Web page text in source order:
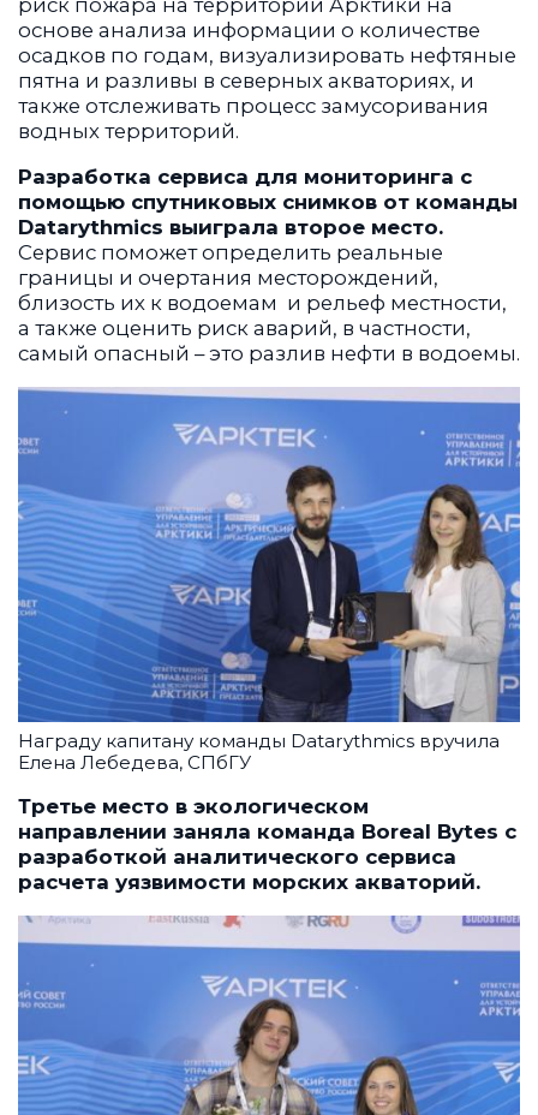
риск пожара на территории Арктики на
основе анализа информации о количестве
осадков по годам, визуализировать нефтяные
пятна и разливы в северных акваториях, и
также отслеживать процесс замусоривания
водных территорий.
Разработка сервиса для мониторинга с
помощью спутниковых снимков от команды
Datarythmics выиграла второе место.
Сервис поможет определить реальные
границы и очертания месторождений,
близость их к водоемам и рельеф местности,
а также оценить риск аварий, в частности,
самый опасный – это разлив нефти в водоемы.
Награду капитану команды Datarythmics вручила
Елена Лебедева, СПбГУ
Третье место в экологическом
направлении заняла команда Boreal Bytes с
разработкой аналитического сервиса
расчета уязвимости морских акваторий.